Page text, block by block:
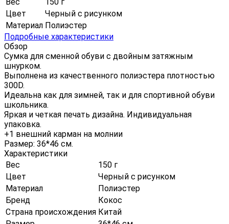
Цвет
Черный с рисунком
Материал Полиэстер
Подробные характеристики
Обзор
Сумка для сменной обуви с двойным затяжным
шнурком.
Выполнена из качественного полиэстера плотностью
300D.
Идеальна как для зимней, так и для спортивной обуви
школьника.
Яркая и четкая печать дизайна. Индивидуальная
упаковка.
+1 внешний карман на молнии
Размер: 36*46 см.
Характеристики
Вес
150 г
Цвет
Черный с рисунком
Материал
Полиэстер
Бренд
Кокос
Страна происхождения Китай